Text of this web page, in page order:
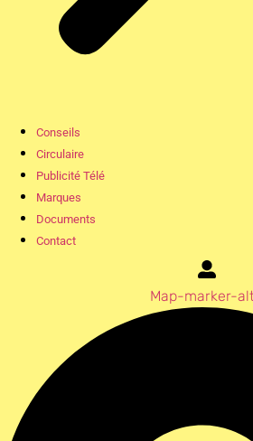
Conseils
Circulaire
Publicité Télé
Marques
Documents
Contact
Map-marker-